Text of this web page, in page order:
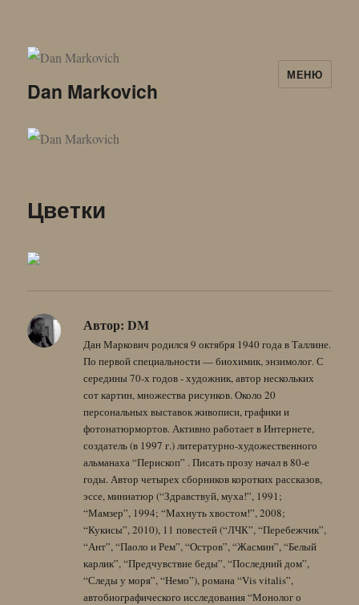
Dan Markovich
МЕНЮ
Цветки
Автор: DM
Дан Маркович родился 9 октября 1940 года в Таллине.
По первой специальности — биохимик, энзимолог. С
середины 70-х годов - художник, автор нескольких
сот картин, множества рисунков. Около 20
персональных выставок живописи, графики и
фотонатюрмортов. Активно работает в Интернете,
создатель (в 1997 г.) литературно-художественного
альманаха “Перископ” . Писать прозу начал в 80-е
годы. Автор четырех сборников коротких рассказов,
эссе, миниатюр (“Здравствуй, муха!”, 1991;
“Мамзер”, 1994; “Махнуть хвостом!”, 2008;
“Кукисы”, 2010), 11 повестей (“ЛЧК”, “Перебежчик”,
“Ант”, “Паоло и Рем”, “Остров”, “Жасмин”, “Белый
карлик”, “Предчувствие беды”, “Последний дом”,
“Следы у моря”, “Немо”), романа “Vis vitalis”,
автобиографического исследования “Монолог о